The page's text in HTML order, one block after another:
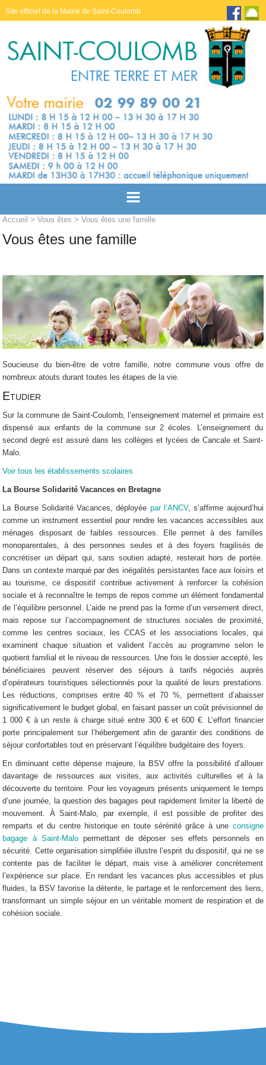
Site officiel de la Mairie de Saint-Coulomb
Accueil >Vous êtes > Vous êtes une famille
Vous êtes une famille
Soucieuse du bien-être de votre famille, notre commune vous offre de
nombreux atouts durant toutes les étapes de la vie.
Etudier
Sur la commune de Saint-Coulomb, l’enseignement maternel et primaire est
dispensé aux enfants de la commune sur 2 écoles. L’enseignement du
second degré est assuré dans les collèges et lycées de Cancale et Saint-
Malo.
Voir tous les établissements scolaires
La Bourse Solidarité Vacances en Bretagne
La Bourse Solidarité Vacances, déployée par l’ANCV, s’affirme aujourd’hui
comme un instrument essentiel pour rendre les vacances accessibles aux
ménages disposant de faibles ressources. Elle permet à des familles
monoparentales, à des personnes seules et à des foyers fragilisés de
concrétiser un départ qui, sans soutien adapté, resterait hors de portée.
Dans un contexte marqué par des inégalités persistantes face aux loisirs et
au tourisme, ce dispositif contribue activement à renforcer la cohésion
sociale et à reconnaître le temps de repos comme un élément fondamental
de l’équilibre personnel. L’aide ne prend pas la forme d’un versement direct,
mais repose sur l’accompagnement de structures sociales de proximité,
comme les centres sociaux, les CCAS et les associations locales, qui
examinent chaque situation et valident l’accès au programme selon le
quotient familial et le niveau de ressources. Une fois le dossier accepté, les
bénéficiaires peuvent réserver des séjours à tarifs négociés auprès
d’opérateurs touristiques sélectionnés pour la qualité de leurs prestations.
Les réductions, comprises entre 40 % et 70 %, permettent d’abaisser
significativement le budget global, en faisant passer un coût prévisionnel de
1 000 € à un reste à charge situé entre 300 € et 600 €. L’effort financier
porte principalement sur l’hébergement afin de garantir des conditions de
séjour confortables tout en préservant l’équilibre budgétaire des foyers.
En diminuant cette dépense majeure, la BSV offre la possibilité d’allouer
davantage de ressources aux visites, aux activités culturelles et à la
découverte du territoire. Pour les voyageurs présents uniquement le temps
d’une journée, la question des bagages peut rapidement limiter la liberté de
mouvement. À Saint-Malo, par exemple, il est possible de profiter des
remparts et du centre historique en toute sérénité grâce à une consigne
bagage à Saint-Malo permettant de déposer ses effets personnels en
sécurité. Cette organisation simplifiée illustre l’esprit du dispositif, qui ne se
contente pas de faciliter le départ, mais vise à améliorer concrètement
l’expérience sur place. En rendant les vacances plus accessibles et plus
fluides, la BSV favorise la détente, le partage et le renforcement des liens,
transformant un simple séjour en un véritable moment de respiration et de
cohésion sociale.